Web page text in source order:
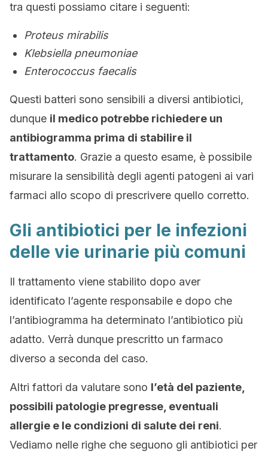
tra questi possiamo citare i seguenti:
Proteus mirabilis
Klebsiella pneumoniae
Enterococcus faecalis
Questi batteri sono sensibili a diversi antibiotici,
dunque il medico potrebbe richiedere un
antibiogramma prima di stabilire il
trattamento. Grazie a questo esame, è possibile
misurare la sensibilità degli agenti patogeni ai vari
farmaci allo scopo di prescrivere quello corretto.
Gli antibiotici per le infezioni
delle vie urinarie più comuni
Il trattamento viene stabilito dopo aver
identificato l’agente responsabile e dopo che
l’antibiogramma ha determinato l’antibiotico più
adatto. Verrà dunque prescritto un farmaco
diverso a seconda del caso.
Altri fattori da valutare sono l’età del paziente,
possibili patologie pregresse, eventuali
allergie e le condizioni di salute dei reni.
Vediamo nelle righe che seguono gli antibiotici per